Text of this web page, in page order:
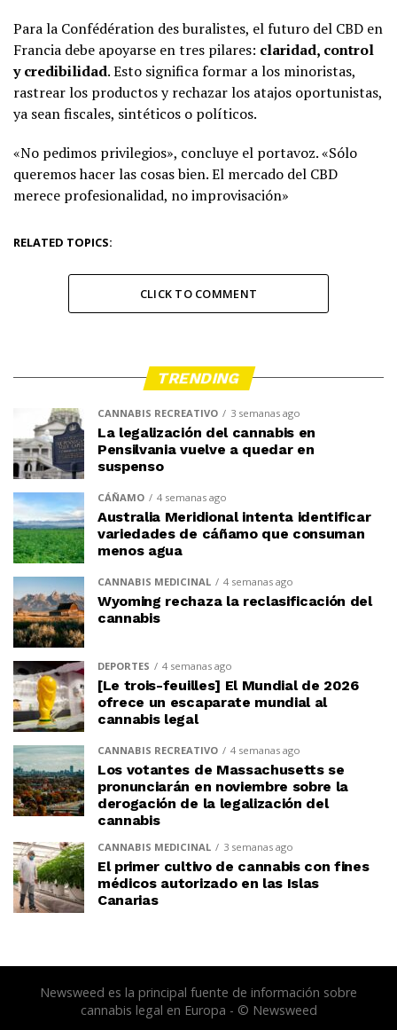
Para la Confédération des buralistes, el futuro del CBD en
Francia debe apoyarse en tres pilares: claridad, control
y credibilidad. Esto significa formar a los minoristas,
rastrear los productos y rechazar los atajos oportunistas,
ya sean fiscales, sintéticos o políticos.
«No pedimos privilegios», concluye el portavoz. «Sólo
queremos hacer las cosas bien. El mercado del CBD
merece profesionalidad, no improvisación»
RELATED TOPICS:
CLICK TO COMMENT
TRENDING
CANNABIS RECREATIVO 3 semanas ago
La legalización del cannabis en
Pensilvania vuelve a quedar en
suspenso
CÁÑAMO 4 semanas ago
Australia Meridional intenta identificar
variedades de cáñamo que consuman
menos agua
CANNABIS MEDICINAL 4 semanas ago
Wyoming rechaza la reclasificación del
cannabis
DEPORTES 4 semanas ago
[Le trois-feuilles] El Mundial de 2026
ofrece un escaparate mundial al
cannabis legal
CANNABIS RECREATIVO 4 semanas ago
Los votantes de Massachusetts se
pronunciarán en noviembre sobre la
derogación de la legalización del
cannabis
CANNABIS MEDICINAL 3 semanas ago
El primer cultivo de cannabis con fines
médicos autorizado en las Islas
Canarias
Newsweed es la principal fuente de información sobre
cannabis legal en Europa - © Newsweed